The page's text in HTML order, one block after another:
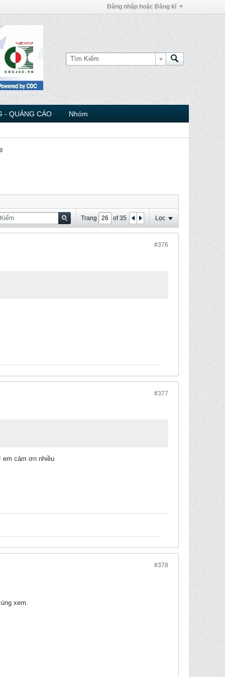
Đăng nhập hoặc Đăng kí
- QUẢNG CÁO Nhóm
Trang of35 Lọc
#376
#377
em cảm ơn nhiều
#378
xem.